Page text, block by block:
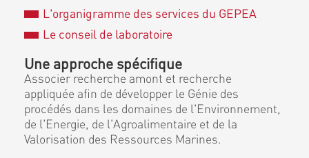
L'organigramme des services du GEPEA
Le conseil de laboratoire
Une approche spécifique
Associer recherche amont et recherche
appliquée afin de développer le Génie des
procédés dans les domaines de l'Environnement,
de l'Energie, de l'Agroalimentaire et de la
Valorisation des Ressources Marines.